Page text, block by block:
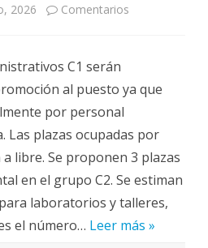
2026 Comentarios
C1 serán
al puesto ya que
por personal
Las plazas ocupadas por
libre. Se proponen 3 plazas
en el grupo C2. Se estiman
laboratorios y talleres,
el número… Leer más »